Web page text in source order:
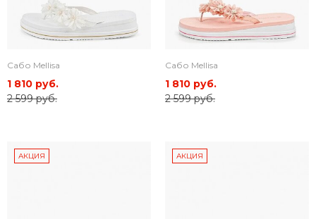
Сабо Mellisa
1 810 руб.
2 599 руб.
Сабо Mellisa
1 810 руб.
2 599 руб.
АКЦИЯ АКЦИЯ